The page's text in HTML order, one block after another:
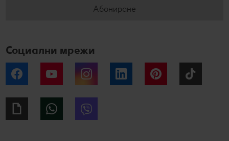
Абониране
Социални мрежи
Facebook YouTube Instagram LinkedIn Pinterest
Giphy WhatsApp